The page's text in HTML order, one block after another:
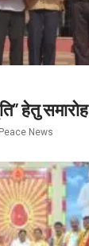
हेतु समारोह
News